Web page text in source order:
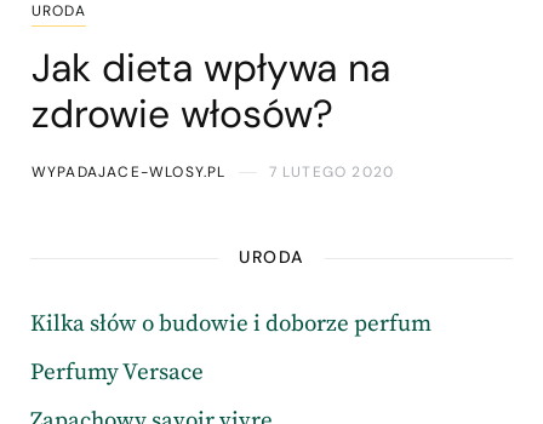
URODA
Jak dieta wpływa na
zdrowie włosów?
WYPADAJACE-WLOSY.PL 7 LUTEGO 2020
URODA
Kilka słów o budowie i doborze perfum
Perfumy Versace